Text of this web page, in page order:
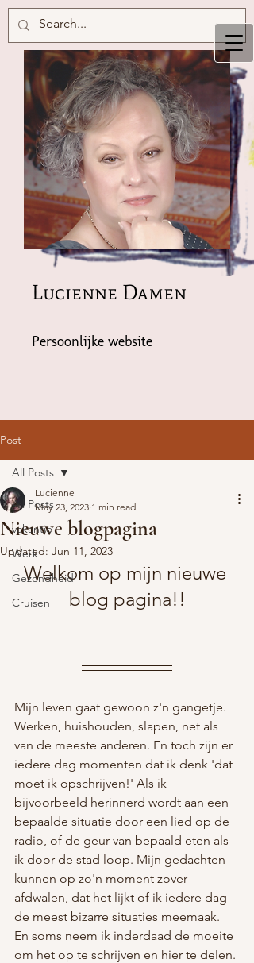
Lucienne Damen
Persoonlijke website
Post
All Posts
vakantie
Werk
Gezondheid
Cruisen
All Posts
Nieuwe blogpagina
Lucienne
May 23, 2023 1 min read
Updated: Jun 11, 2023
Welkom op mijn nieuwe
blog pagina!!
Mijn leven gaat gewoon z'n gangetje.
Werken, huishouden, slapen, net als
van de meeste anderen. En toch zijn er
iedere dag momenten dat ik denk 'dat
moet ik opschrijven!' Als ik
bijvoorbeeld herinnerd wordt aan een
bepaalde situatie door een lied op de
radio, of de geur van bepaald eten als
ik door de stad loop. Mijn gedachten
kunnen op zo'n moment zover
afdwalen, dat het lijkt of ik iedere dag
de meest bizarre situaties meemaak.
En soms neem ik inderdaad de moeite
om het op te schrijven en hier te delen.